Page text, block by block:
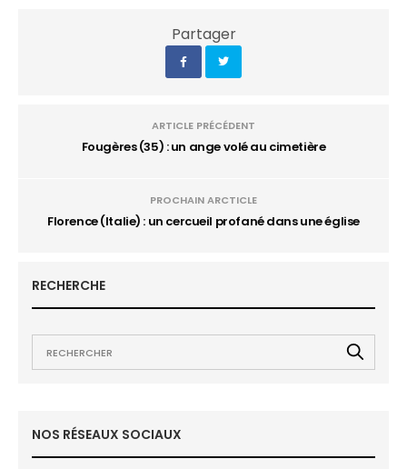
Partager
ARTICLE PRÉCÉDENT
Fougères (35) : un ange volé au cimetière
PROCHAIN ARCTICLE
Florence (Italie) : un cercueil profané dans une église
RECHERCHE
NOS RÉSEAUX SOCIAUX